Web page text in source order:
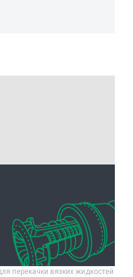
перекачки вязких жидкостей